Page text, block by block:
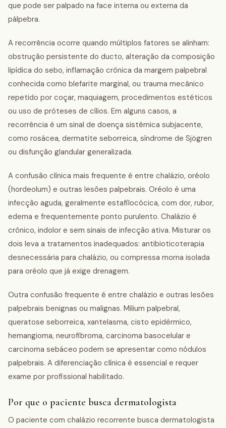
que pode ser palpado na face interna ou externa da
pálpebra.
A recorrência ocorre quando múltiplos fatores se alinham:
obstrução persistente do ducto, alteração da composição
lipídica do sebo, inflamação crônica da margem palpebral
conhecida como blefarite marginal, ou trauma mecânico
repetido por coçar, maquiagem, procedimentos estéticos
ou uso de próteses de cílios. Em alguns casos, a
recorrência é um sinal de doença sistêmica subjacente,
como rosácea, dermatite seborreica, síndrome de Sjögren
ou disfunção glandular generalizada.
A confusão clínica mais frequente é entre chalázio, oréolo
(hordeolum) e outras lesões palpebrais. Oréolo é uma
infecção aguda, geralmente estafilocócica, com dor, rubor,
edema e frequentemente ponto purulento. Chalázio é
crônico, indolor e sem sinais de infecção ativa. Misturar os
dois leva a tratamentos inadequados: antibioticoterapia
desnecessária para chalázio, ou compressa morna isolada
para oréolo que já exige drenagem.
Outra confusão frequente é entre chalázio e outras lesões
palpebrais benignas ou malignas. Milium palpebral,
queratose seborreica, xantelasma, cisto epidérmico,
hemangioma, neurofibroma, carcinoma basocelular e
carcinoma sebáceo podem se apresentar como nódulos
palpebrais. A diferenciação clínica é essencial e requer
exame por profissional habilitado.
Por que o paciente busca dermatologista
O paciente com chalázio recorrente busca dermatologista